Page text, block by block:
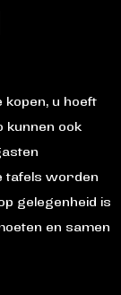
kopen, u hoeft
kunnen ook
tafels worden
gelegenheid is
en samen